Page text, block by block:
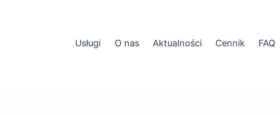
Usługi
O nas Aktualności Cennik FAQ